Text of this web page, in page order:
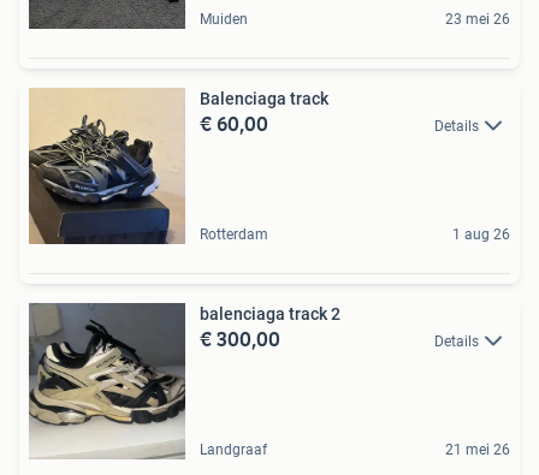
Muiden 23 mei 26
Balenciaga track
€ 60,00 Details
Rotterdam 1 aug 26
balenciaga track 2
€ 300,00 Details
Landgraaf 21 mei 26